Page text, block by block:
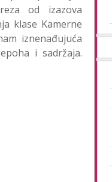
od izazova
klase Kamerne
iznenađujuća
i sadržaja.
među
blogerim
a –